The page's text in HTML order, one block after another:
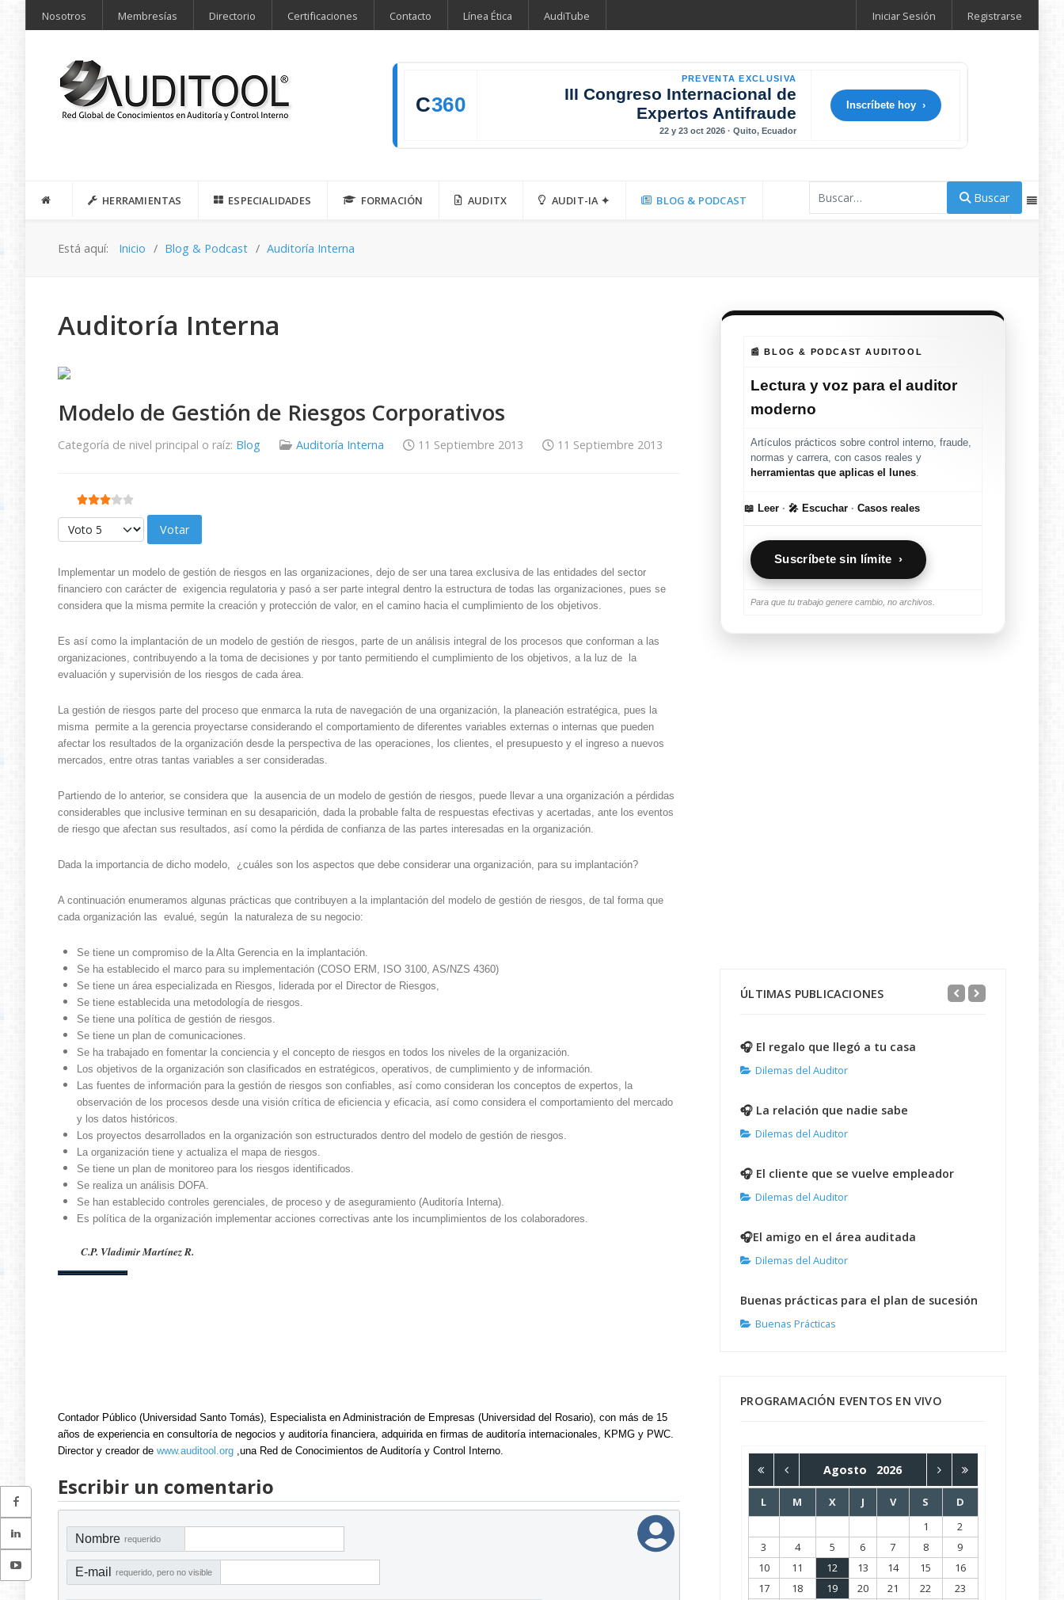
Nosotros Membresías Directorio Certificaciones Contacto Línea Ética AudiTube Iniciar Sesión Registrarse
C360
PREVENTA EXCLUSIVA
III Congreso Internacional de
Expertos Antifraude
22 y 23 oct 2026 · Quito, Ecuador
Inscríbete hoy ›
HERRAMIENTAS ESPECIALIDADES FORMACIÓN AUDITX AUDIT-IA ✦ BLOG & PODCAST Buscar
Está aquí: Inicio Blog & Podcast Auditoría Interna
Auditoría Interna
Modelo de Gestión de Riesgos Corporativos
Categoría de nivel principal o raíz: Blog Auditoría Interna 11 Septiembre 2013 11 Septiembre 2013
Ratio:3/5
Por favor, vote
Implementar un modelo de gestión de riesgos en las organizaciones, dejo de ser una tarea exclusiva de las entidades del sector
financiero con carácter de exigencia regulatoria y pasó a ser parte integral dentro la estructura de todas las organizaciones, pues se
considera que la misma permite la creación y protección de valor, en el camino hacia el cumplimiento de los objetivos.
Es así como la implantación de un modelo de gestión de riesgos, parte de un análisis integral de los procesos que conforman a las
organizaciones, contribuyendo a la toma de decisiones y por tanto permitiendo el cumplimiento de los objetivos, a la luz de la
evaluación y supervisión de los riesgos de cada área.
La gestión de riesgos parte del proceso que enmarca la ruta de navegación de una organización, la planeación estratégica, pues la
misma permite a la gerencia proyectarse considerando el comportamiento de diferentes variables externas o internas que pueden
afectar los resultados de la organización desde la perspectiva de las operaciones, los clientes, el presupuesto y el ingreso a nuevos
mercados, entre otras tantas variables a ser consideradas.
Partiendo de lo anterior, se considera que la ausencia de un modelo de gestión de riesgos, puede llevar a una organización a pérdidas
considerables que inclusive terminan en su desaparición, dada la probable falta de respuestas efectivas y acertadas, ante los eventos
de riesgo que afectan sus resultados, así como la pérdida de confianza de las partes interesadas en la organización.
Dada la importancia de dicho modelo, ¿cuáles son los aspectos que debe considerar una organización, para su implantación?
A continuación enumeramos algunas prácticas que contribuyen a la implantación del modelo de gestión de riesgos, de tal forma que
cada organización las evalué, según la naturaleza de su negocio:
Se tiene un compromiso de la Alta Gerencia en la implantación.
Se ha establecido el marco para su implementación (COSO ERM, ISO 3100, AS/NZS 4360)
Se tiene un área especializada en Riesgos, liderada por el Director de Riesgos,
Se tiene establecida una metodología de riesgos.
Se tiene una política de gestión de riesgos.
Se tiene un plan de comunicaciones.
Se ha trabajado en fomentar la conciencia y el concepto de riesgos en todos los niveles de la organización.
Los objetivos de la organización son clasificados en estratégicos, operativos, de cumplimiento y de información.
Las fuentes de información para la gestión de riesgos son confiables, así como consideran los conceptos de expertos, la
observación de los procesos desde una visión crítica de eficiencia y eficacia, así como considera el comportamiento del mercado
y los datos históricos.
Los proyectos desarrollados en la organización son estructurados dentro del modelo de gestión de riesgos.
La organización tiene y actualiza el mapa de riesgos.
Se tiene un plan de monitoreo para los riesgos identificados.
Se realiza un análisis DOFA.
Se han establecido controles gerenciales, de proceso y de aseguramiento (Auditoría Interna).
Es política de la organización implementar acciones correctivas ante los incumplimientos de los colaboradores.
C.P. Vladimir Martínez R.
Contador Público (Universidad Santo Tomás), Especialista en Administración de Empresas (Universidad del Rosario), con más de 15
años de experiencia en consultoría de negocios y auditoría financiera, adquirida en firmas de auditoría internacionales, KPMG y PWC.
Director y creador de www.auditool.org ,una Red de Conocimientos de Auditoría y Control Interno.
Escribir un comentario
Nombre requerido
E-mail requerido, pero no visible
📰 BLOG & PODCAST AUDITOOL
Lectura y voz para el auditor
moderno
Artículos prácticos sobre control interno, fraude,
normas y carrera, con casos reales y
herramientas que aplicas el lunes
📖 Leer · 🎤 Escuchar · Casos reales
Suscríbete sin límite ›
Para que tu trabajo genere cambio, no archivos.
ÚLTIMAS PUBLICACIONES
🎧 El regalo que llegó a tu casa
Dilemas del Auditor
🎧 La relación que nadie sabe
Dilemas del Auditor
🎧 El cliente que se vuelve empleador
Dilemas del Auditor
🎧El amigo en el área auditada
Dilemas del Auditor
Buenas prácticas para el plan de sucesión
Buenas Prácticas
PROGRAMACIÓN EVENTOS EN VIVO
Agosto 2026
L M X J V S
D
1
2
3
4 5 6 7 8
9
10
11 12 13 14 15
16
17
18 19 20 21 22
23